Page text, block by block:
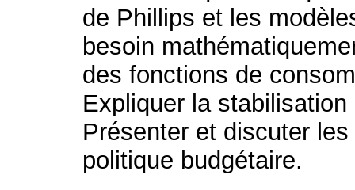
de Phillips et les
besoin
des fonctions de
Expliquer la
Présenter et discuter
politique budgétaire.